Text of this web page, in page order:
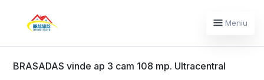
Meniu
BRASADAS vinde ap 3 cam 108 mp. Ultracentral